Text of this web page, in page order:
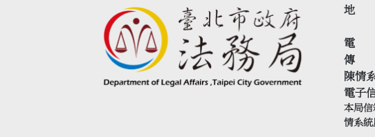
地
電
傳
陳情
電子
本局信
情系統